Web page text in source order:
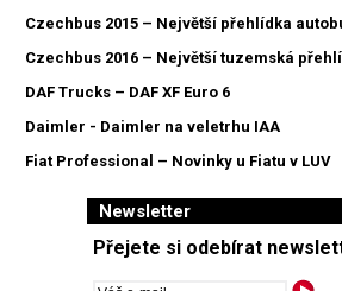
Czechbus 2015 – Největší přehlídka
Czechbus 2016 – Největší tuzemská
DAF Trucks – DAF XF Euro 6
Daimler - Daimler na veletrhu IAA
Fiat Professional – Novinky u Fiatu v LUV
Newsletter
Přejete si odebírat